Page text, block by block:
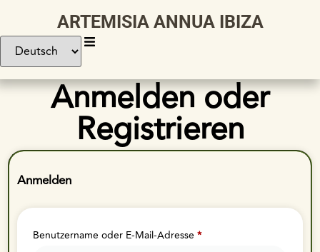
ARTEMISIA ANNUA IBIZA
Anmelden oder
Registrieren
Anmelden
Benutzername oder E-Mail-Adresse *